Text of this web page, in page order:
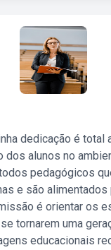
dedicação é total
dos alunos no
pedagógicos
e são
é orientar os
tornarem uma
educacionais